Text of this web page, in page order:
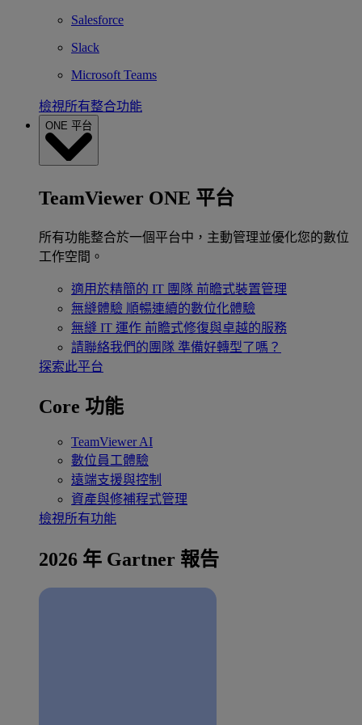
Salesforce
Slack
Microsoft Teams
檢視所有整合功能
ONE 平台
TeamViewer ONE 平台
所有功能整合於一個平台中，主動管理並優化您的數位
工作空間。
適用於精簡的 IT 團隊 前瞻式裝置管理
無縫體驗 順暢連續的數位化體驗
無縫 IT 運作 前瞻式修復與卓越的服務
請聯絡我們的團隊 準備好轉型了嗎？
探索此平台
Core 功能
TeamViewer AI
數位員工體驗
遠端支援與控制
資產與修補程式管理
檢視所有功能
2026 年 Gartner 報告